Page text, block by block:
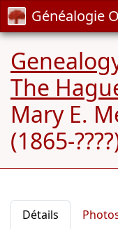
Généalogie
The
Mary E.
(1865-
Détails